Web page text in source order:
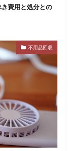
費用と処分との
不用品回収